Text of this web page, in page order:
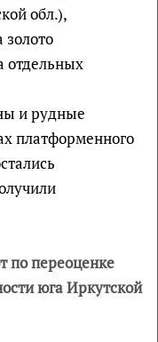
обл.),
отдельных
и рудные
платформенного
по переоценке
юга Иркутской